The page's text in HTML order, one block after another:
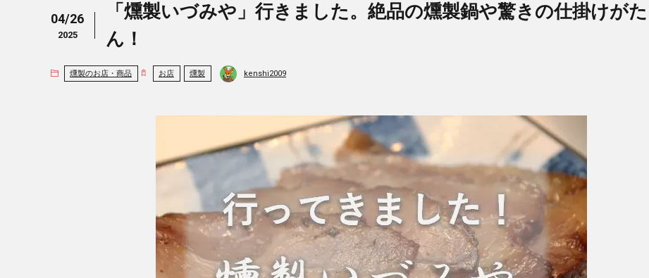
04/26
2025
「燻製いづみや」行きました。絶品の燻製鍋や驚きの仕掛けが
ん！
燻製のお店・商品 お店 燻製 kenshi2009